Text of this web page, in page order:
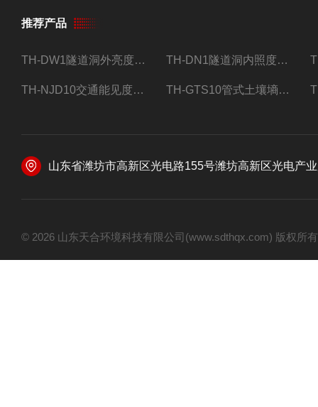
推荐产品
TH-DW1隧道洞外亮度检测器设备 TH-DN1隧道洞内照度检测器设备
TH-NJD10交通能见度监测站 TH-GTS10管式土壤墒情自动监测仪
山东省潍坊市高新区光电路155号潍坊高新区光电产业加速器
© 2026 山东天合环境科技有限公司(www.sdthqx.com) 版权